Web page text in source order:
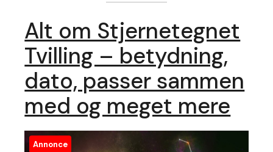
Alt om Stjernetegnet
Tvilling – betydning,
dato, passer sammen
med og meget mere
Annonce